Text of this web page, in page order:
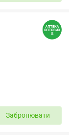
Забронювати